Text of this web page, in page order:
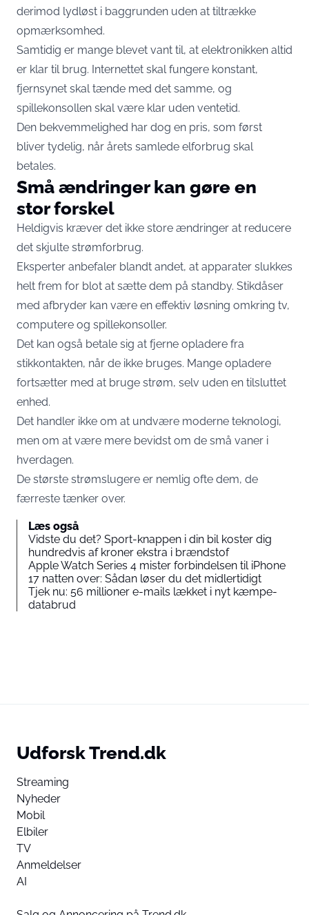
derimod lydløst i baggrunden uden at tiltrække
opmærksomhed.
Samtidig er mange blevet vant til, at elektronikken altid
er klar til brug. Internettet skal fungere konstant,
fjernsynet skal tænde med det samme, og
spillekonsollen skal være klar uden ventetid.
Den bekvemmelighed har dog en pris, som først
bliver tydelig, når årets samlede elforbrug skal
betales.
Små ændringer kan gøre en
stor forskel
Heldigvis kræver det ikke store ændringer at reducere
det skjulte strømforbrug.
Eksperter anbefaler blandt andet, at apparater slukkes
helt frem for blot at sætte dem på standby. Stikdåser
med afbryder kan være en effektiv løsning omkring tv,
computere og spillekonsoller.
Det kan også betale sig at fjerne opladere fra
stikkontakten, når de ikke bruges. Mange opladere
fortsætter med at bruge strøm, selv uden en tilsluttet
enhed.
Det handler ikke om at undvære moderne teknologi,
men om at være mere bevidst om de små vaner i
hverdagen.
De største strømslugere er nemlig ofte dem, de
færreste tænker over.
Læs også
Vidste du det? Sport-knappen i din bil koster dig
hundredvis af kroner ekstra i brændstof
Apple Watch Series 4 mister forbindelsen til iPhone
17 natten over: Sådan løser du det midlertidigt
Tjek nu: 56 millioner e-mails lækket i nyt kæmpe-
databrud
Udforsk Trend.dk
Streaming
Nyheder
Mobil
Elbiler
TV
Anmeldelser
AI